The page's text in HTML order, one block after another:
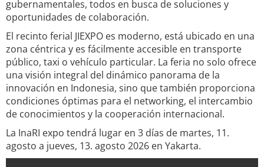
gubernamentales, todos en busca de soluciones y
oportunidades de colaboración.
El recinto ferial JIEXPO es moderno, está ubicado en una
zona céntrica y es fácilmente accesible en transporte
público, taxi o vehículo particular. La feria no solo ofrece
una visión integral del dinámico panorama de la
innovación en Indonesia, sino que también proporciona
condiciones óptimas para el networking, el intercambio
de conocimientos y la cooperación internacional.
La InaRI expo tendrá lugar en 3 días de martes, 11.
agosto a jueves, 13. agosto 2026 en Yakarta.